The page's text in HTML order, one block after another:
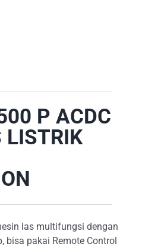
FOR:
P ACDC
LISTRIK
las multifungsi dengan
bisa pakai Remote Control